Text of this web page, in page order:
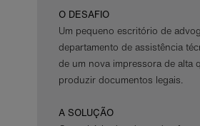
O DESAFIO
Um pequeno escritório de
departamento de assistência
de um nova impressora de alta
produzir documentos legais.
A SOLUÇÃO